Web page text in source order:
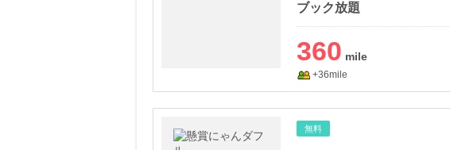
ブック放題
360
+36mile
無料